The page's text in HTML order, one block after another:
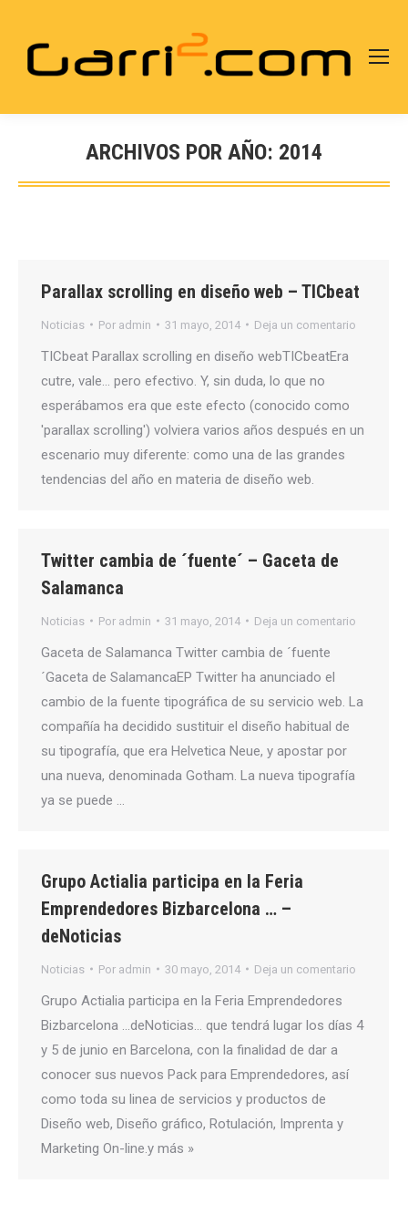
ARCHIVOS POR AÑO: 2014
Estás aquí:
Parallax scrolling en diseño web – TICbeat
Noticias Por admin 31 mayo, 2014 Deja un comentario
TICbeat Parallax scrolling en diseño webTICbeatEra
cutre, vale… pero efectivo. Y, sin duda, lo que no
esperábamos era que este efecto (conocido como
'parallax scrolling') volviera varios años después en un
escenario muy diferente: como una de las grandes
tendencias del año en materia de diseño web.
Twitter cambia de ´fuente´ – Gaceta de
Salamanca
Noticias Por admin 31 mayo, 2014 Deja un comentario
Gaceta de Salamanca Twitter cambia de ´fuente
´Gaceta de SalamancaEP Twitter ha anunciado el
cambio de la fuente tipográfica de su servicio web. La
compañía ha decidido sustituir el diseño habitual de
su tipografía, que era Helvetica Neue, y apostar por
una nueva, denominada Gotham. La nueva tipografía
ya se puede …
Grupo Actialia participa en la Feria
Emprendedores Bizbarcelona … –
deNoticias
Noticias Por admin 30 mayo, 2014 Deja un comentario
Grupo Actialia participa en la Feria Emprendedores
Bizbarcelona …deNoticias… que tendrá lugar los días 4
y 5 de junio en Barcelona, con la finalidad de dar a
conocer sus nuevos Pack para Emprendedores, así
como toda su linea de servicios y productos de
Diseño web, Diseño gráfico, Rotulación, Imprenta y
Marketing On-line.y más »